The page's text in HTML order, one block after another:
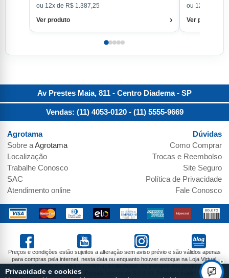
ou 12x de R$ 1.387,25
Ver produto
›
ou 12x de R$
Ver produto
Av Prestes Maia, 811 - Centro Diadema- SP
Vendas: (11) 4053-0120 - (11) 5555-9669
Agrotama
Sobre aAgrotama
Localização
Trabalhe Conosco
SAC
Atendimento online
Dúvidas
Como Comprar
Trocas e Reembolso
Site Seguro
Política de Privacidade
Fale Conosco
Preços e condições estão sujeitos a alteração sem aviso prévio e são válidos apenas
para compras pela internet, nesta data ou enquanto houver estoque na Loja Virtual.
Vendas sujeitas a análise e confirmação de dados. As imagens dos produtos são
meramente ilustrativas. Parcela mínima de R$19,99. Produtos sujeitos a
Privacidade e cookies